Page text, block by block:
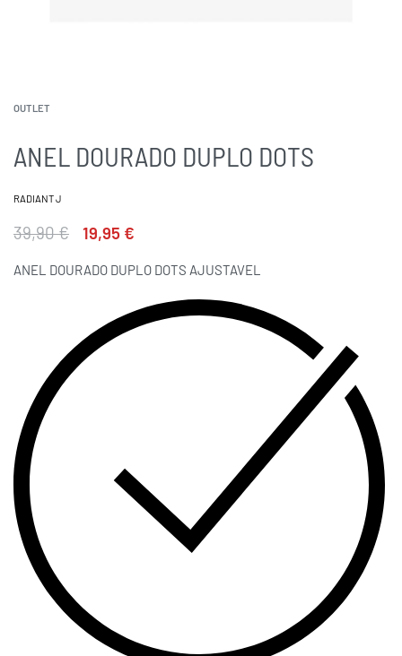
OUTLET
ANEL DOURADO DUPLO DOTS
RADIANT J
39,90€ 19,95 €
ANEL DOURADO DUPLO DOTS AJUSTAVEL